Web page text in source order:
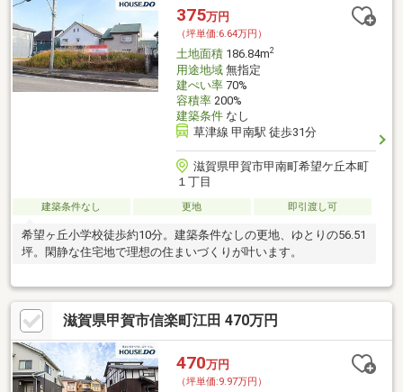
375万円
（坪単価:6.64万円）
土地面積186.84m2
用途地域無指定
建ぺい率70%
容積率200%
建築条件なし
草津線 甲南駅 徒歩31分
滋賀県甲賀市甲南町希望ケ丘本町
１丁目
建築条件なし 更地 即引渡し可
希望ヶ丘小学校徒歩約10分。建築条件なしの更地、ゆとりの56.51
坪。閑静な住宅地で理想の住まいづくりが叶います。
滋賀県甲賀市信楽町江田 470万円
470万円
（坪単価:9.97万円）